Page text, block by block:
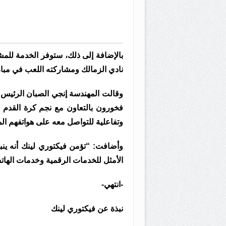
بالإضافة إلى ذلك، ستوفر الخدمة
نادي الزمالك ومشاركته اللعب في
وقالت المهندسة إنجي الصبان
فخورون بالتعاون مع نجم كرة
وتفاعلية للتواصل معه على هواتفهم
وأضافت: “تؤمن فيكتوري لينك أنه
الأمثل للخدمات الرقمية وخدمات
-انتهي-
نبذة عن فيكتوري لينك